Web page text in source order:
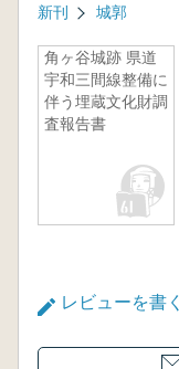
新刊 城郭
角ヶ谷城跡 県道
宇和三間線整備に
伴う埋蔵文化財調
査報告書
レビューを書く